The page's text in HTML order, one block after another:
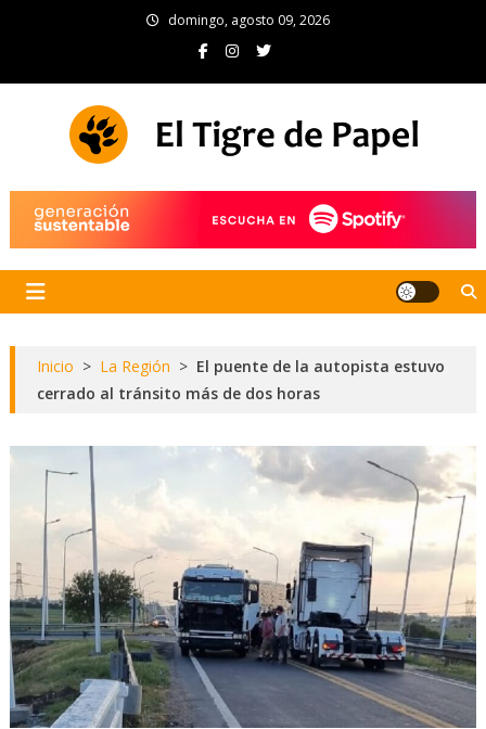
domingo, agosto 09, 2026
Inicio > La Región > El puente de la autopista estuvo
cerrado al tránsito más de dos horas